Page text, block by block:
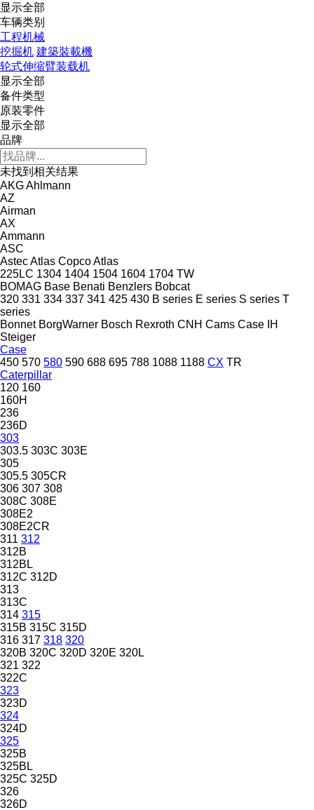
显示全部
车辆类别
工程机械
挖掘机 建築裝載機
轮式伸缩臂装载机
显示全部
备件类型
原装零件
显示全部
品牌
未找到相关结果
AKGAhlmann
AZ
Airman
AX
Ammann
ASC
AstecAtlas CopcoAtlas
225LC 1304 1404 1504 1604 1704 TW
BOMAG Base Benati Benzlers Bobcat
320 331 334 337 341 425 430 B series E series S series T
series
Bonnet BorgWarner Bosch Rexroth CNH Cams Case IH
Steiger
Case
450 570 580 590 688 695 788 1088 1188 CX TR
Caterpillar
120 160
160H
236
236D
303
303.5 303C 303E
305
305.5 305CR
306 307 308
308C 308E
308E2
308E2CR
311 312
312B
312BL
312C 312D
313
313C
314 315
315B 315C 315D
316 317 318 320
320B 320C 320D 320E 320L
321 322
322C
323
323D
324
324D
325
325B
325BL
325C 325D
326
326D